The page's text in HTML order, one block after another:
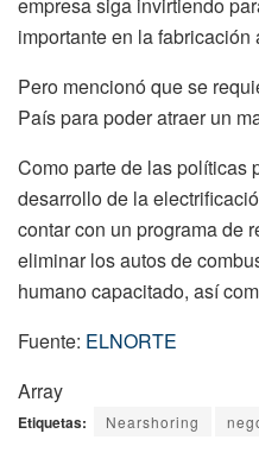
importante en la fabricación
Pero mencionó que se
País para poder atraer un
Como parte de las políticas
desarrollo de la
contar con un programa de
eliminar los autos de
humano capacitado, así
Fuente: ELNORTE
Array
Etiquetas: Nearshoring